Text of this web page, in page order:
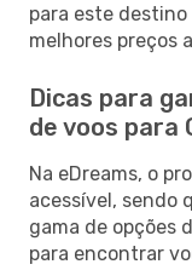
para este
melhores preços
Dicas para
de voos para
Na eDreams, o
acessível, sendo
gama de opções
para encontrar